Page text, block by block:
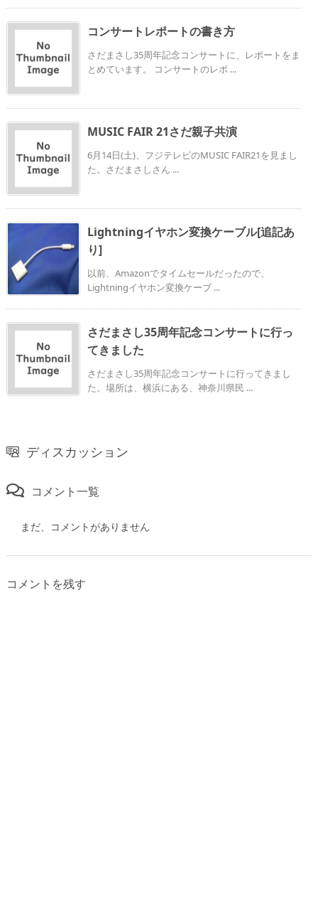
コンサートレポートの書き方
さだまさし35周年記念コンサートに、レポートをま
とめています。 コンサートのレポ ...
MUSIC FAIR 21さだ親子共演
6月14日(土)、フジテレビのMUSIC FAIR21を見まし
た。さだまさしさん ...
Lightningイヤホン変換ケーブル[追記あ
り]
以前、Amazonでタイムセールだったので、
Lightningイヤホン変換ケーブ ...
さだまさし35周年記念コンサートに行っ
てきました
さだまさし35周年記念コンサートに行ってきまし
た。場所は、横浜にある、神奈川県民 ...
ディスカッション
コメント一覧
まだ、コメントがありません
コメントを残す